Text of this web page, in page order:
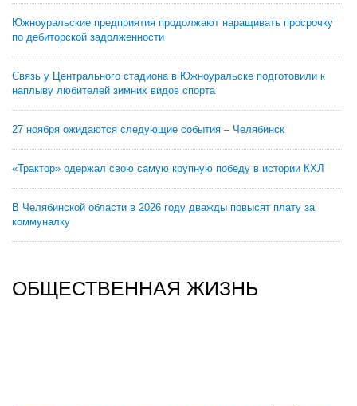
Южноуральские предприятия продолжают наращивать просрочку
по дебиторской задолженности
Связь у Центрального стадиона в Южноуральске подготовили к
наплыву любителей зимних видов спорта
27 ноября ожидаются следующие события – Челябинск
«Трактор» одержал свою самую крупную победу в истории КХЛ
В Челябинской области в 2026 году дважды повысят плату за
коммуналку
ОБЩЕСТВЕННАЯ ЖИЗНЬ